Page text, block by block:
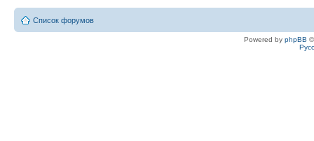
Список форумов
Powered by phpBB